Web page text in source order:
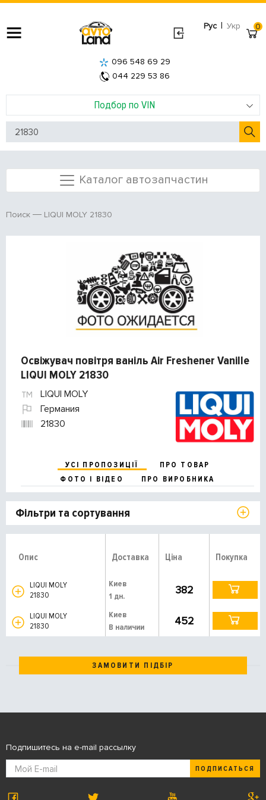
Рус | Укр
Подбор по VIN
096 548 69 29
044 229 53 86
0
Каталог автозапчастин
Поиск LIQUI MOLY 21830
Освіжувач повітря ваніль Air Freshener Vanille
LIQUI MOLY 21830
LIQUI MOLY
Германия
21830
УСІ ПРОПОЗИЦІЇ
ПРО ТОВАР
ФОТО І ВІДЕО
ПРО ВИРОБНИКА
Фільтри та сортування
Опис Доставка Ціна Покупка
LIQUI MOLY
21830
Киев
1 дн.
382
LIQUI MOLY
21830
Киев
В наличии
452
ЗАМОВИТИ ПІДБІР
Подпишитесь на e-mail рассылку
ПОДПИСАТЬСЯ